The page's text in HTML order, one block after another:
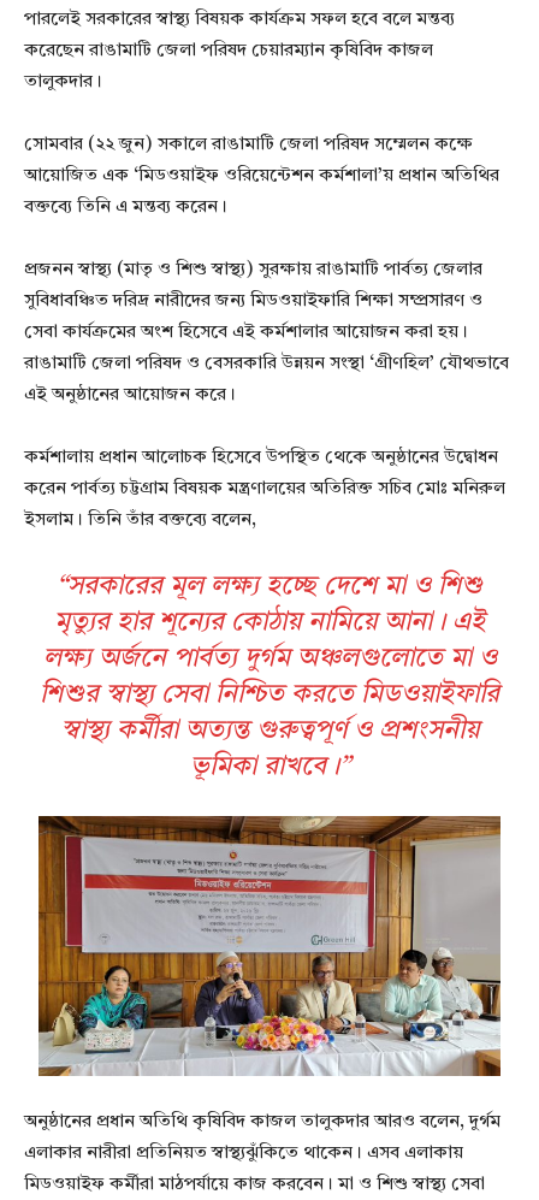
পারলেই সরকারের স্বাস্থ্য বিষয়ক কার্যক্রম সফল হবে বলে মন্তব্য
করেছেন রাঙামাটি জেলা পরিষদ চেয়ারম্যান কৃষিবিদ কাজল
তালুকদার।
সোমবার (২২ জুন) সকালে রাঙামাটি জেলা পরিষদ সম্মেলন কক্ষে
আয়োজিত এক ‘মিডওয়াইফ ওরিয়েন্টেশন কর্মশালা’য় প্রধান অতিথির
বক্তব্যে তিনি এ মন্তব্য করেন।
প্রজনন স্বাস্থ্য (মাতৃ ও শিশু স্বাস্থ্য) সুরক্ষায় রাঙামাটি পার্বত্য জেলার
সুবিধাবঞ্চিত দরিদ্র নারীদের জন্য মিডওয়াইফারি শিক্ষা সম্প্রসারণ ও
সেবা কার্যক্রমের অংশ হিসেবে এই কর্মশালার আয়োজন করা হয়।
রাঙামাটি জেলা পরিষদ ও বেসরকারি উন্নয়ন সংস্থা ‘গ্রীণহিল’ যৌথভাবে
এই অনুষ্ঠানের আয়োজন করে।
কর্মশালায় প্রধান আলোচক হিসেবে উপস্থিত থেকে অনুষ্ঠানের উদ্বোধন
করেন পার্বত্য চট্টগ্রাম বিষয়ক মন্ত্রণালয়ের অতিরিক্ত সচিব মোঃ মনিরুল
ইসলাম। তিনি তাঁর বক্তব্যে বলেন,
“সরকারের মূল লক্ষ্য হচ্ছে দেশে মা ও শিশু
মৃত্যুর হার শূন্যের কোঠায় নামিয়ে আনা। এই
লক্ষ্য অর্জনে পার্বত্য দুর্গম অঞ্চলগুলোতে মা ও
শিশুর স্বাস্থ্য সেবা নিশ্চিত করতে মিডওয়াইফারি
স্বাস্থ্য কর্মীরা অত্যন্ত গুরুত্বপূর্ণ ও প্রশংসনীয়
ভূমিকা রাখবে।”
অনুষ্ঠানের প্রধান অতিথি কৃষিবিদ কাজল তালুকদার আরও বলেন, দুর্গম
এলাকার নারীরা প্রতিনিয়ত স্বাস্থ্যঝুঁকিতে থাকেন। এসব এলাকায়
মিডওয়াইফ কর্মীরা মাঠপর্যায়ে কাজ করবেন। মা ও শিশু স্বাস্থ্য সেবা